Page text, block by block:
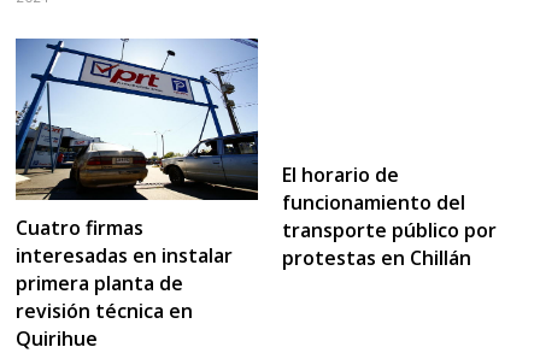
Cuatro firmas
interesadas en instalar
primera planta de
revisión técnica en
Quirihue
El horario de
funcionamiento del
transporte público por
protestas en Chillán